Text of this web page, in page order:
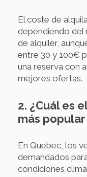
El coste de
dependiendo
de alquiler,
entre 30 y 100€
una reserva con
mejores ofertas.
2. ¿Cuál es
más
En Quebec, los
demandados
condiciones